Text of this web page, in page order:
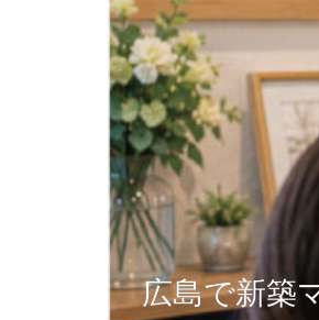
広島で新築